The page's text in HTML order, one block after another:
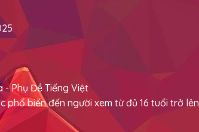
- Phụ Đề Tiếng Việt
phổ biến đến người xem từ đủ 16 tuổi trở lên